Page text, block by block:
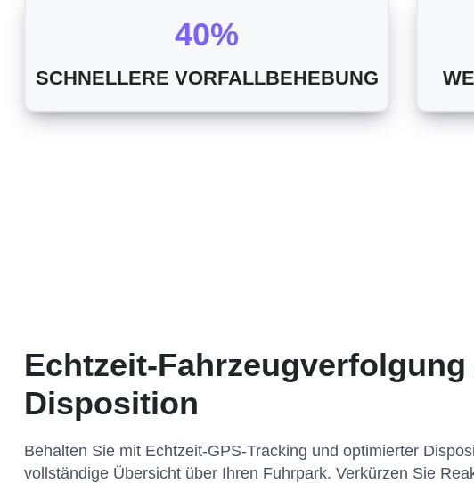
40%
SCHNELLERE VORFALLBEHEBUNG
Echtzeit-Fahrzeugverfolgung
Disposition
Behalten Sie mit Echtzeit-GPS-Tracking und optimierter
vollständige Übersicht über Ihren Fuhrpark. Verkürzen Sie